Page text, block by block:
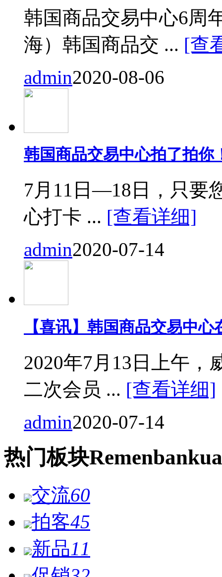
韩国商品交易中心6周
海）韩国商品交 ... [查
admin2020-08-06
韩国商品交易中心拍了拍你
7月11日—18日，只要
心打卡 ... [查看详细]
admin2020-07-14
【喜讯】韩国商品交易中
2020年7月13日上午，
二次会员 ... [查看详细]
admin2020-07-14
热门板块Remen
交流60
拍客45
新品11